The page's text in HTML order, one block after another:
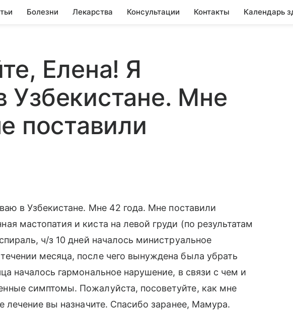
Болезни Лекарства Консультации Контакты Календарь
Елена! Я
Узбекистане. Мне
поставили
в Узбекистане. Мне 42 года. Мне поставили
мастопатия и киста на левой груди (по результатам
ч/з 10 дней началось министруальное
месяца, после чего вынуждена была убрать
началось гармональное нарушение, в связи с чем и
симптомы. Пожалуйста, посоветуйте, как мне
лечение вы назначите. Спасибо заранее, Мамура.